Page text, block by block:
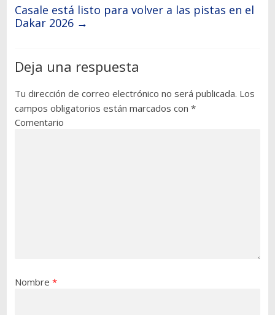
Casale está listo para volver a las pistas en el
Dakar 2026 →
Deja una respuesta
Tu dirección de correo electrónico no será publicada. Los
campos obligatorios están marcados con *
Comentario
Nombre *